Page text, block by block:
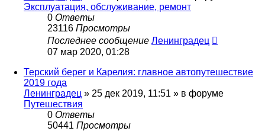
Эксплуатация, обслуживание, ремонт
0 Ответы
23116 Просмотры
Последнее сообщение Ленинградец
07 мар 2020, 01:28
Терский берег и Карелия: главное автопутешествие
2019 года
Ленинградец » 25 дек 2019, 11:51 » в форуме
Путешествия
0 Ответы
50441 Просмотры